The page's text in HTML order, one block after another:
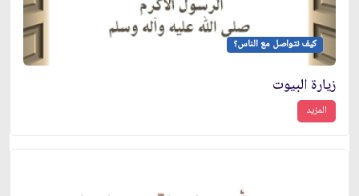
كيف نتواصل مع الناس؟
زيارة البيوت
المزيد